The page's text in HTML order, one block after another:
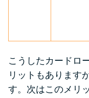
こうしたカードロ
リットもあります
す。次はこのメリ